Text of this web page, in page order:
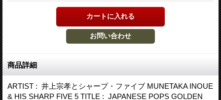
商品詳細
ARTIST : 井上宗孝とシャープ・ファイブ MUNETAKA INOUE
& HIS SHARP FIVE 5 TITLE : JAPANESE POPS GOLDEN